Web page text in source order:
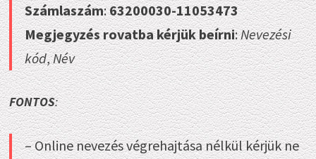
Számlaszám:63200030-11053473
Megjegyzés rovatba kérjük beírni:Nevezési
kód,Név
FONTOS:
– Online nevezés végrehajtása nélkül kérjük ne